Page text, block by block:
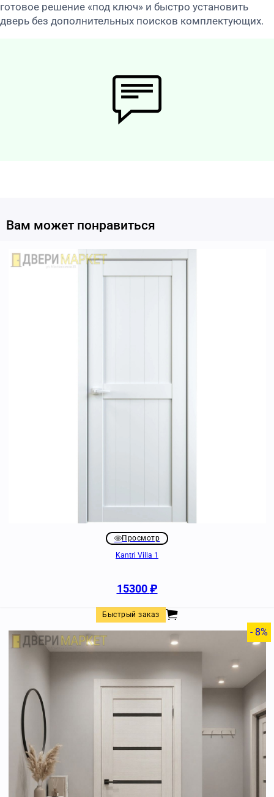
готовое решение «под ключ» и быстро установить
дверь без дополнительных поисков комплектующих.
Вам может понравиться
Просмотр
Kantri Villa 1
15300₽
Быстрый заказ
- 8%